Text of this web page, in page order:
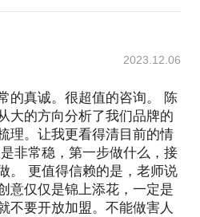
包雨
象全屋定制家居）
一次火锅
2023.12.06
的真诚。很超值的咨询。 陈
大的方向分析了我们品牌的
理。让我更看得清目前的情
非常稳，第一步做什么，接
。 更值得信赖的是，老师说
意仅仅是锦上添花，一定是
不要开放加盟。不能做害人